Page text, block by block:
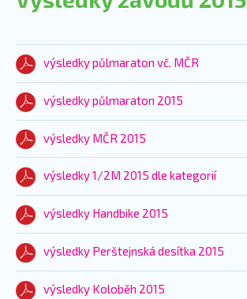
výsledky půlmaraton vč. MČR
výsledky půlmaraton 2015
výsledky MČR 2015
výsledky 1/2M 2015 dle kategorií
výsledky Handbike 2015
výsledky Perštejnská desítka 2015
výsledky Koloběh 2015